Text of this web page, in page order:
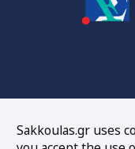
Sakkoulas.gr uses